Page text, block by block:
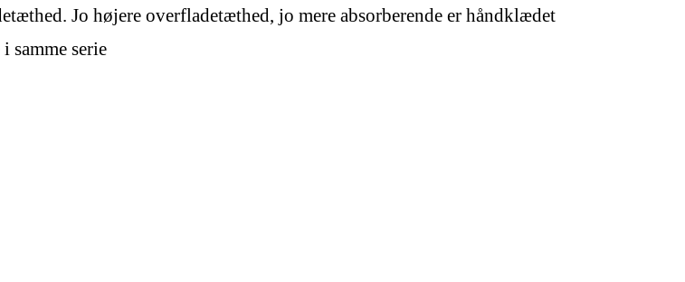
Jo højere overfladetæthed, jo mere absorberende er håndklædet
samme serie